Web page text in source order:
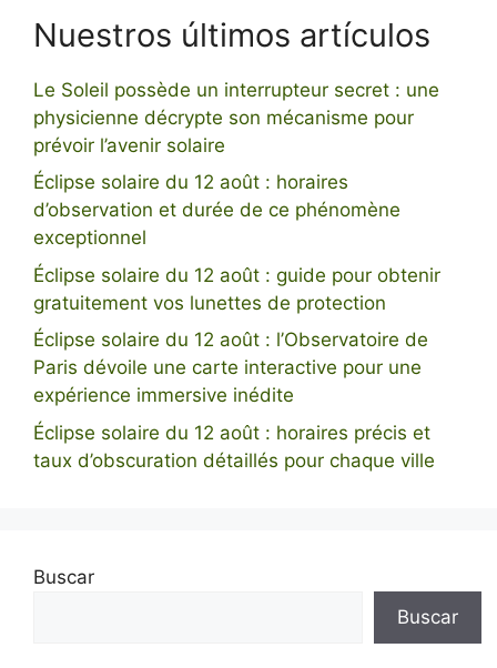
Nuestros últimos artículos
Le Soleil possède un interrupteur secret : une
physicienne décrypte son mécanisme pour
prévoir l’avenir solaire
Éclipse solaire du 12 août : horaires
d’observation et durée de ce phénomène
exceptionnel
Éclipse solaire du 12 août : guide pour obtenir
gratuitement vos lunettes de protection
Éclipse solaire du 12 août : l’Observatoire de
Paris dévoile une carte interactive pour une
expérience immersive inédite
Éclipse solaire du 12 août : horaires précis et
taux d’obscuration détaillés pour chaque ville
Buscar
Buscar